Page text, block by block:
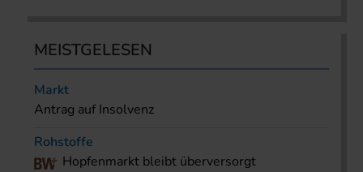
MEISTGELESEN
Markt
Antrag auf Insolvenz
Rohstoffe
Hopfenmarkt bleibt überversorgt